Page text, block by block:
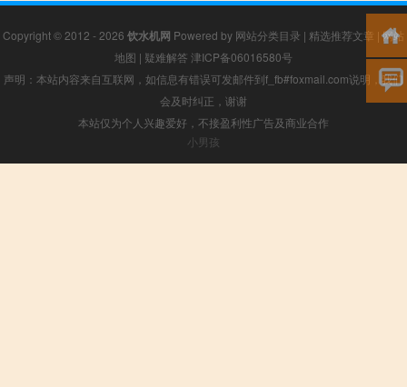
Copyright © 2012 - 2026 饮水机网 Powered by 网站分类目录 | 精选推荐文章 |网站
地图 | 疑难解答 津ICP备06016580号
声明：本站内容来自互联网，如信息有错误可发邮件到f_fb#foxmail.com说明，我们
会及时纠正，谢谢
本站仅为个人兴趣爱好，不接盈利性广告及商业合作
小男孩